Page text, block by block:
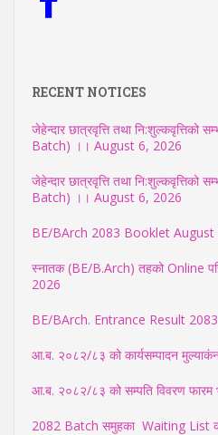
RECENT NOTICES
जेहेन्दार छात्रवृत्ति तथा नि:शुल्कवृत्तिको
Batch) ।। August 6, 2026
जेहेन्दार छात्रवृत्ति तथा नि:शुल्कवृत्तिको
Batch) ।। August 6, 2026
BE/BArch 2083 Booklet August
स्नातक (BE/B.Arch) तहको Online
2026
BE/BArch. Entrance Result 2083
आ.ब. २०८२/८३ को कार्यसम्पादन
आ.ब. २०८२/८३ को सम्पति विवरण फारम
2082 Batch समुहका Waiting List का